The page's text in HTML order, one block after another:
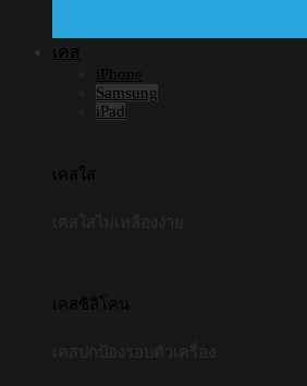
เคส
iPhone
Samsung
iPad
เคสใส
เคสซิลิโคน